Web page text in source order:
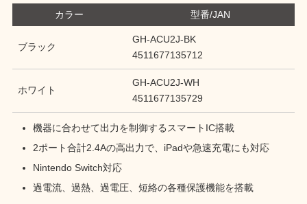
カラー 型番/JAN
ブラック
GH-ACU2J-BK
4511677135712
ホワイト
GH-ACU2J-WH
4511677135729
機器に合わせて出力を制御するスマートIC搭載
2ポート合計2.4Aの高出力で、iPadや急速充電にも対応
Nintendo Switch対応
過電流、過熱、過電圧、短絡の各種保護機能を搭載